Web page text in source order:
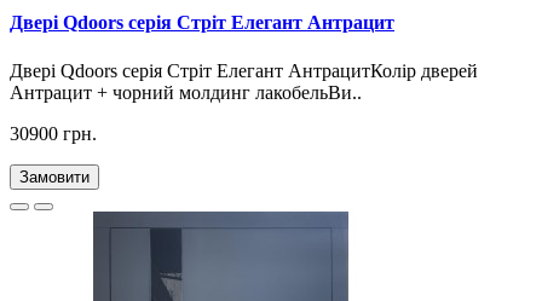
Двері Qdoors серія Стріт Елегант Антрацит
Двері Qdoors серія Стріт Елегант АнтрацитКолір дверей
Антрацит + чорний молдинг лакобельВи..
30900 грн.
Замовити